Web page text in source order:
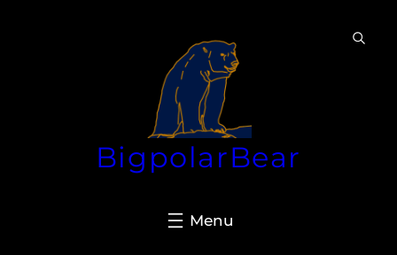
BigpolarBear